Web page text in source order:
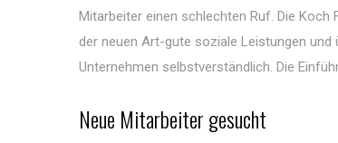
Mitarbeiter einen schlechten Ruf. Die
der neuen Art-gute soziale Leistungen
Unternehmen selbstverständlich. Die
Neue Mitarbeiter gesucht